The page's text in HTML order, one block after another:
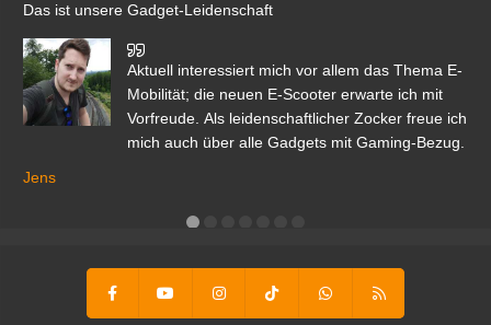
Das ist unsere Gadget-Leidenschaft
Aktuell interessiert mich vor allem das Thema E-
Mobilität; die neuen E-Scooter erwarte ich mit
Vorfreude. Als leidenschaftlicher Zocker freue ich
mich auch über alle Gadgets mit Gaming-Bezug.
Jens